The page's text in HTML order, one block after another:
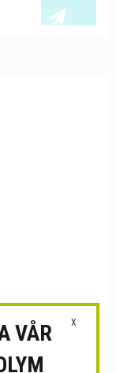
X
VÅR